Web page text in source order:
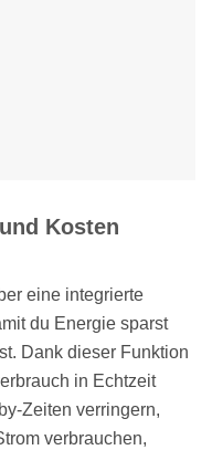
Kosten
eine integrierte
du Energie sparst
Dank dieser Funktion
in Echtzeit
Zeiten verringern,
verbrauchen,